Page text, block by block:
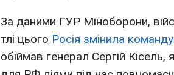
За даними ГУР Міноборони,
тлі цього Росія змінила
обіймав генерал Сергій